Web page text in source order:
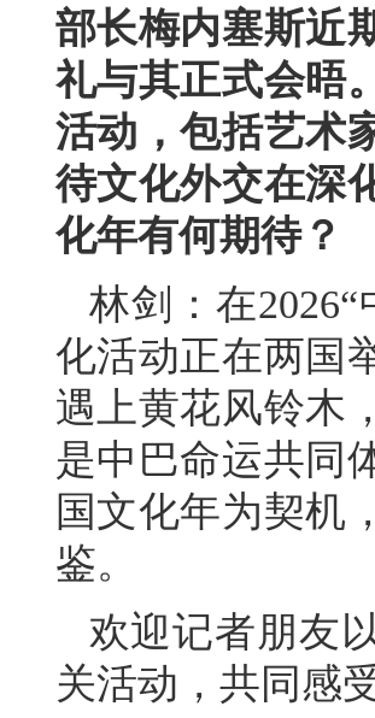
部长梅内塞斯近
礼与其正式会晤
活动，包括艺术
待文化外交在深
化年有何期待？
林剑：在
化活动正在两国
遇上黄花风铃木
是中巴命运共同
国文化年为契机
鉴。
欢迎记者朋友
关活动，共同感